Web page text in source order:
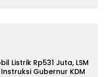
Listrik Rp531 Juta, LSM
Gubernur KDM